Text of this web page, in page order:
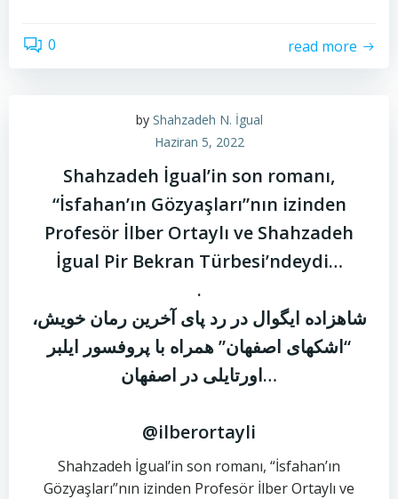
0 read more
by Shahzadeh N. İgual
Haziran 5, 2022
Shahzadeh İgual’in son romanı,
“İsfahan’ın Gözyaşları”nın izinden
Profesör İlber Ortaylı ve Shahzadeh
İgual Pir Bekran Türbesi’ndeydi…
.
شاهزاده ایگوال در رد پای آخرین رمان خویش،
“اشکهای اصفهان” همراه با پروفسور ایلبر
اورتایلی در اصفهان…
@ilberortayli
Shahzadeh İgual’in son romanı, “İsfahan’ın
Gözyaşları”nın izinden Profesör İlber Ortaylı ve